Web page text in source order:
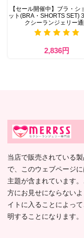
【セール開催中】ブラ・シ
ット(BRA・SHORTS SET)
クシーランジェリー通
2,836円
当店で販売されている
で、このウェブページ
主題が含まれています
方にお見せにならない
イトに入ることによっ
明することになります。